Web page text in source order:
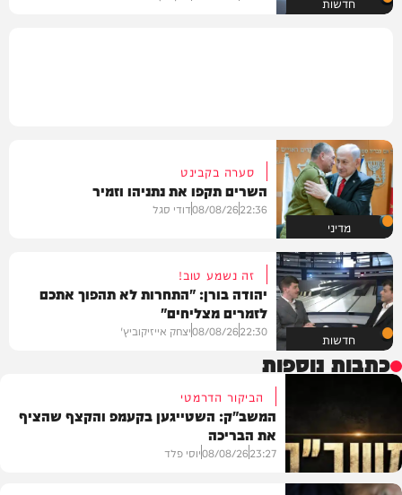
מדיני
סערה בקבינט
השרים תקפו את נתניהו וזמיר
22:36
08/08/26דודי סגל
חדשות
זה נשמע טוב!
יהודה בורן: "התחרות לא תהפוך אתכם
לזמרים מצליחים"
22:30
08/08/26יצחק אייזיקוביץ'
כתבות נוספות
הביקור הדרמטי
המשב"ק: השטייגען בקעמפ והקצף שהציף
את הבריכה
23:27
08/08/26יוסי פלד